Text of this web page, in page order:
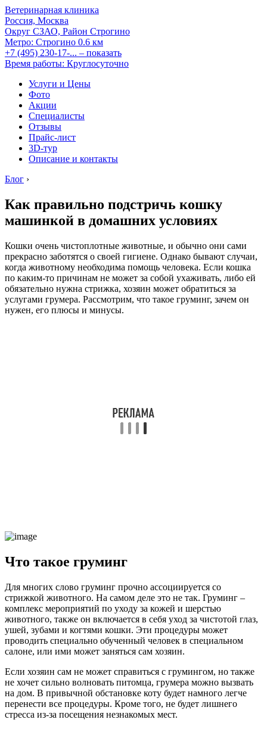
Ветеринарная клиника
Россия, Москва
Округ СЗАО, Район Строгино
Метро: Строгино 0.6 км
+7 (495) 230-17-... – показать
Время работы: Круглосуточно
Услуги и Цены
Фото
Акции
Специалисты
Отзывы
Прайс-лист
3D-тур
Описание и контакты
Блог ›
Как правильно подстричь кошку
машинкой в домашних условиях
Кошки очень чистоплотные животные, и обычно они сами
прекрасно заботятся о своей гигиене. Однако бывают случаи,
когда животному необходима помощь человека. Если кошка
по каким-то причинам не может за собой ухаживать, либо ей
обязательно нужна стрижка, хозяин может обратиться за
услугами грумера. Рассмотрим, что такое груминг, зачем он
нужен, его плюсы и минусы.
Что такое груминг
Для многих слово груминг прочно ассоциируется со
стрижкой животного. На самом деле это не так. Груминг –
комплекс мероприятий по уходу за кожей и шерстью
животного, также он включается в себя уход за чистотой глаз,
ушей, зубами и когтями кошки. Эти процедуры может
проводить специально обученный человек в специальном
салоне, или ими может заняться сам хозяин.
Если хозяин сам не может справиться с грумингом, но также
не хочет сильно волновать питомца, грумера можно вызвать
на дом. В привычной обстановке коту будет намного легче
перенести все процедуры. Кроме того, не будет лишнего
стресса из-за посещения незнакомых мест.